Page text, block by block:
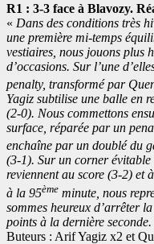
R1 : 3-3 face à Blavozy.
« Dans des conditions très
une première mi-temps
vestiaires, nous jouons plus
d’occasions. Sur l’une
penalty, transformé par
Yagiz subtilise une balle en
(2-0). Nous commettons
surface, réparée par un
enchaîne par un doublé du
(3-1). Sur un corner évitable
reviennent au score (3-2) et
à la 95ème minute, nous
sommes heureux d’arrêter
points à la dernière
Buteurs : Arif Yagiz x2 et